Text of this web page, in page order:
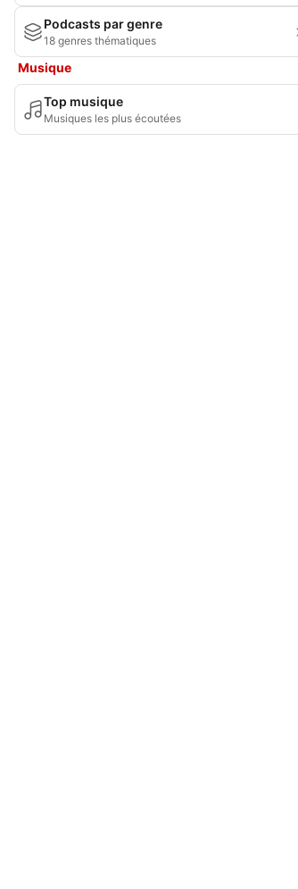
Podcasts par genre
18 genres thématiques
Musique
Top musique
Musiques les plus écoutées